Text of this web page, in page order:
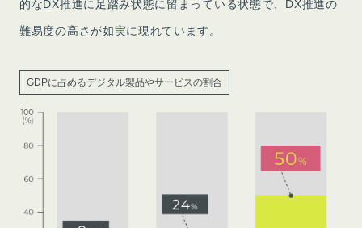
的なDX推進に足踏み状態に留まっている状態で、DX推進の
難易度の高さが如実に現れています。
GDPに占めるデジタル製品やサービスの割合